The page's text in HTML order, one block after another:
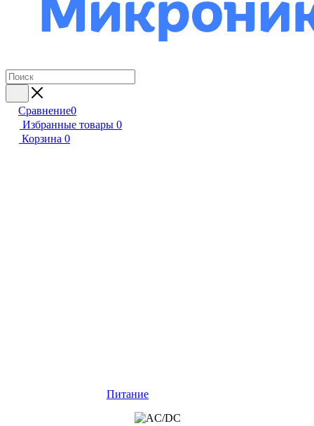
Сравнение0
Избранные товары 0
Корзина 0
Питание